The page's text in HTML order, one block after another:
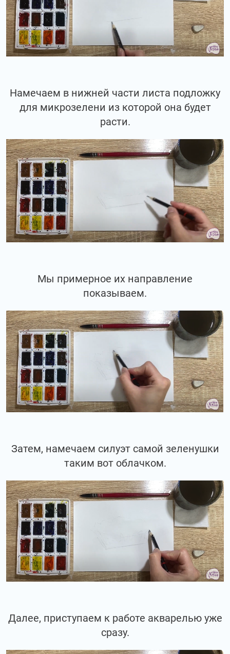
Намечаем в нижней части листа подложку
для микрозелени из которой она будет
расти.
Мы примерное их направление
показываем.
Затем, намечаем силуэт самой зеленушки
таким вот облачком.
Далее, приступаем к работе акварелью уже
сразу.